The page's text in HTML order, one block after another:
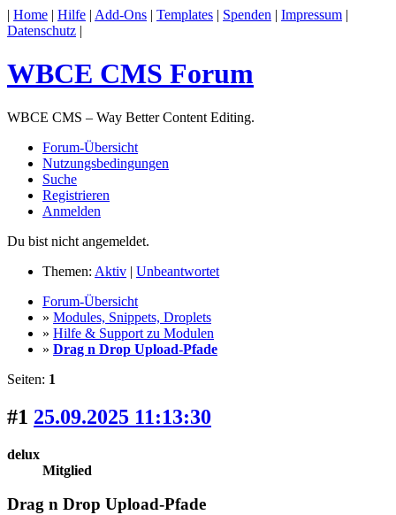
| Home | Hilfe | Add-Ons | Templates | Spenden | Impressum |
Datenschutz |
WBCE CMS Forum
WBCE CMS – Way Better Content Editing.
Forum-Übersicht
Nutzungsbedingungen
Suche
Registrieren
Anmelden
Du bist nicht angemeldet.
Themen: Aktiv | Unbeantwortet
Forum-Übersicht
» Modules, Snippets, Droplets
» Hilfe & Support zu Modulen
» Drag n Drop Upload-Pfade
Seiten: 1
#1 25.09.2025 11:13:30
delux
Mitglied
Drag n Drop Upload-Pfade